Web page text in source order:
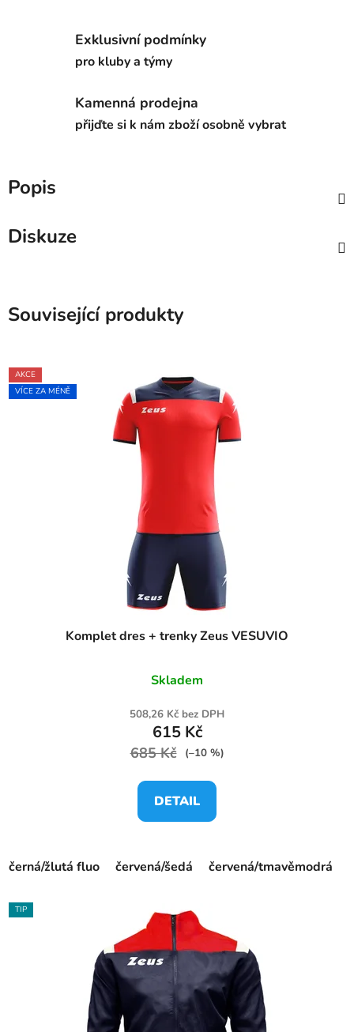
Exklusivní podmínky
pro kluby a týmy
Kamenná prodejna
přijďte si k nám zboží osobně vybrat
Popis
Diskuze
Související produkty
AKCE
VÍCE ZA MÉNĚ
Komplet dres + trenky Zeus VESUVIO
Skladem
508,26 Kč bez DPH
615 Kč
685 Kč (–10 %)
DETAIL
černá/žlutá fluo červená/šedá červená/tmavěmodrá
TIP